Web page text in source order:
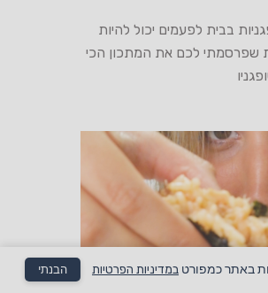
בבית לפעמים יכול להיות
שפרסמתי לכם את המתכון הכי
באתר כמפורט במדיניות הפרטיות הבנתי